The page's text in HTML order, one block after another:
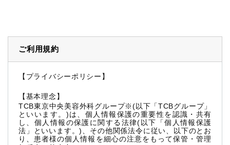
ご利用規約
【プライバシーポリシー】
【基本理念】
TCB東京中央美容外科グループ※(以下「TCBグループ」
といいます。)は、個人情報保護の重要性を認識・共有
し、個人情報の保護に関する法律(以下「個人情報保護
法」といいます。)、その他関係法令に従い、以下のとお
り、患者様の個人情報を細心の注意をもって保管・管理